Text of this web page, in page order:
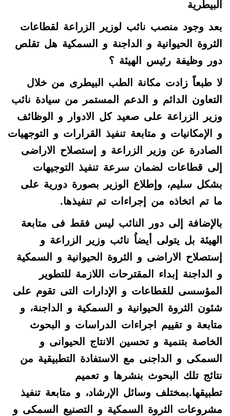
البيطرية
بعد وجود منصب نائب لوزير الزراعة لقطاعات
الثروة الحيوانية و الداجنة و السمكية هل تقلص
دور وظيفة رئيس الهيئة ؟
لا طبعاً زادت مكانة الطب البيطرى من خلال
التعاون الدائم و الدعم المستمر من سيادة نائب
وزير الزراعة على صعيد كل الادوار و الوظائف
و الإمكانيات و متابعة تنفيذ القرارات و التوجهيات
الصادرة عن وزير الزراعة و إستصلاح الاراضى
إلى قطاعات لضمان سرعة تنفيذ التوجيهات
بشكل سليم، وإطلاع الوزير بصورة دورية على
ما تم اتخاذه من إجراءات تم تنفيذها.
بالإضافة إلى دور النائب ليس فقط فى متابعة
الهيئة بل يتولى أيضاُ نائب وزير الزراعة و
إستصلاح الاراضى و الثروة الحيوانية و السمكية
و الداجنة إبداء المقترحات اللازمة للتطوير
المؤسسى للقطاعات و الإدارات التى تقوم على
شئون الثروة الحيوانية و السمكية و الداجنة، و
متابعة و تقييم اجراءات الدراسات و البحوث
الخاصة بتنمية و تحسين الانتاج الحيوانى و
السمكى و الداجنى مع الاستفادة التطبيقية من
نتائج تلك البحوث بنشرها و تعميم
تطبيقها.بمختلف وسائل الإرشاد، و متابعة تنفيذ
مشروعات الثروة السمكية و التصنيع السمكى و